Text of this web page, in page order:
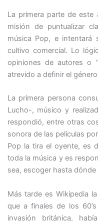
La primera parte de este
misión de puntualizar
música Pop, e intentará
cultivo comercial. Lo
opiniones de autores o
atrevido a definir el
La primera persona
Lucho-, músico y
respondió, entre otras
sonora de las películas
Pop la tira el oyente, es
toda la música y es
sea, escoger hasta
Más tarde es Wikipedia
que a finales de los
invasión británica,